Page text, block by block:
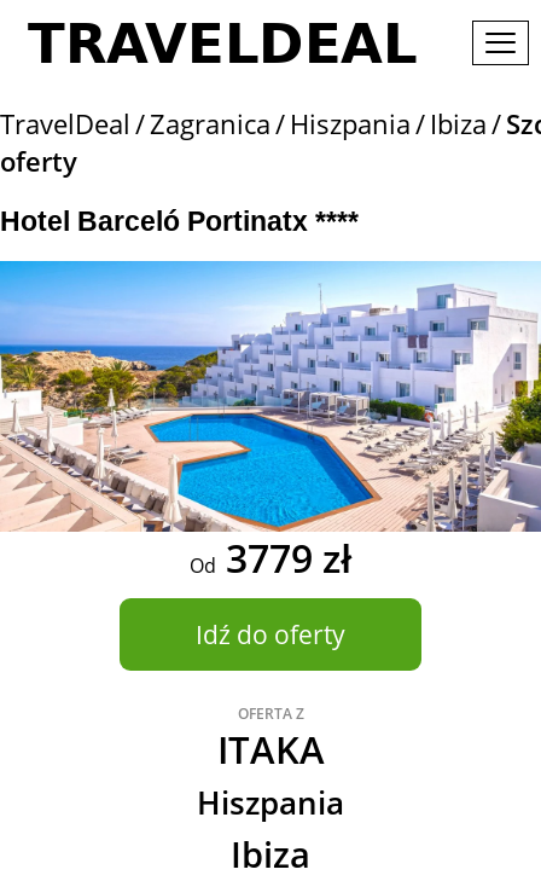
TravelDeal Zagranica Hiszpania Ibiza
oferty
Hotel Barceló Portinatx ****
Od 3779 zł
Idź do oferty
OFERTA Z
ITAKA
Hiszpania
Ibiza